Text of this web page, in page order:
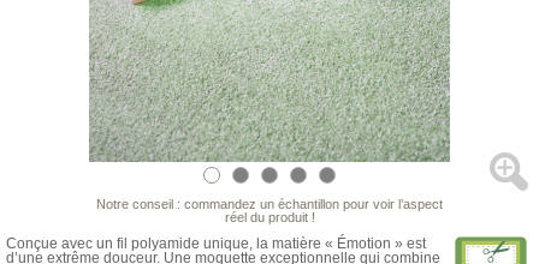
Notre conseil : commandez un échantillon pour voir l’aspect
réel du produit !
Conçue avec un fil polyamide unique, la matière « Émotion » est
d’une extrême douceur. Une moquette exceptionnelle qui combine